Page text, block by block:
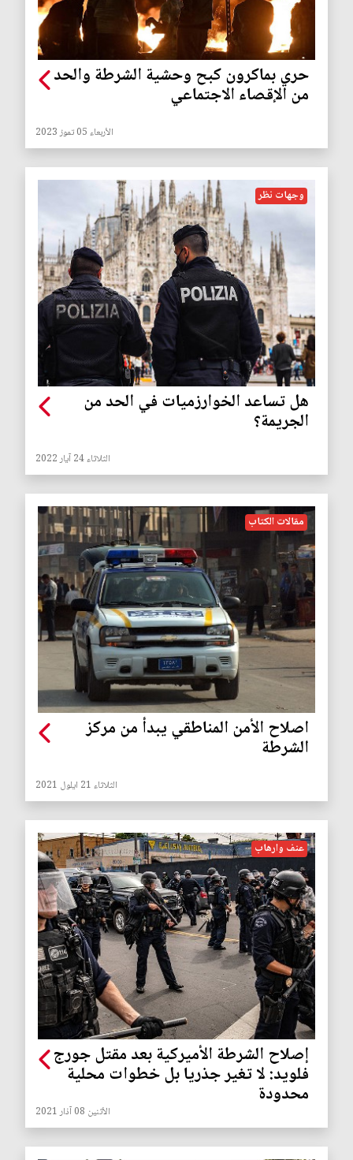
حري بماكرون كبح وحشية الشرطة والحد
من الإقصاء الاجتماعي
الأربعاء 05 تموز 2023
وجهات نظر
هل تساعد الخوارزميات في الحد من
الجريمة؟
الثلاثاء 24 آيار 2022
مقالات الكتاب
اصلاح الأمن المناطقي يبدأ من مركز
الشرطة
الثلاثاء 21 ايلول 2021
عنف وارهاب
إصلاح الشرطة الأميركية بعد مقتل جورج
فلويد: لا تغير جذريا بل خطوات محلية
محدودة
الأثنين 08 آذار 2021